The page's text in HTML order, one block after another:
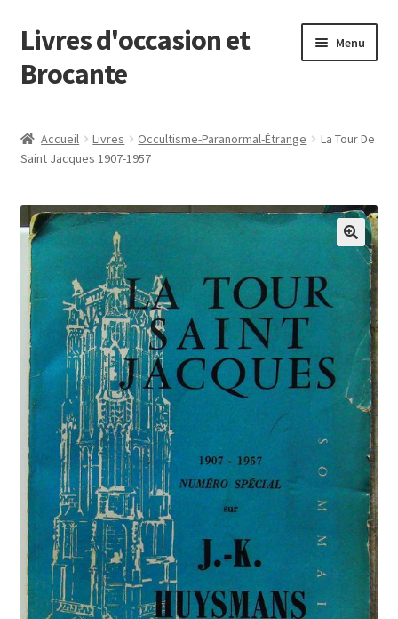
Aller
à
la
Aller
au
contenu
Livres d'occasion et
Brocante
Menu
Accueil Livres Occultisme-Paranormal-Étrange
La Tour De
Saint Jacques 1907-1957